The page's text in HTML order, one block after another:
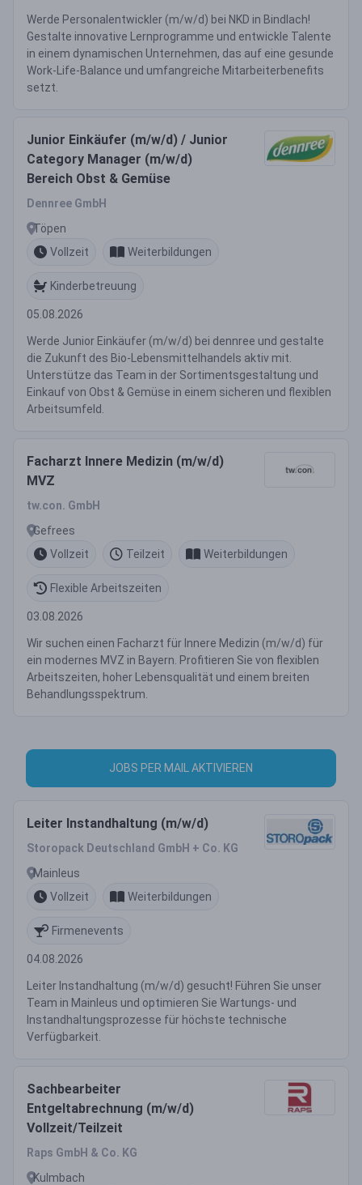
Werde Personalentwickler (m/w/d) bei NKD in Bindlach!
Gestalte innovative Lernprogramme und entwickle Talente
in einem dynamischen Unternehmen, das auf eine gesunde
Work-Life-Balance und umfangreiche Mitarbeiterbenefits
setzt.
Junior Einkäufer (m/w/d) / Junior
Category Manager (m/w/d)
Bereich Obst & Gemüse
Dennree GmbH
Töpen
Vollzeit
Weiterbildungen
Kinderbetreuung
05.08.2026
Werde Junior Einkäufer (m/w/d) bei dennree und gestalte
die Zukunft des Bio-Lebensmittelhandels aktiv mit.
Unterstütze das Team in der Sortimentsgestaltung und
Einkauf von Obst & Gemüse in einem sicheren und flexiblen
Arbeitsumfeld.
Facharzt Innere Medizin (m/w/d)
MVZ
tw.con. GmbH
Gefrees
Vollzeit
Teilzeit Weiterbildungen
Flexible Arbeitszeiten
03.08.2026
Wir suchen einen Facharzt für Innere Medizin (m/w/d) für
ein modernes MVZ in Bayern. Profitieren Sie von flexiblen
Arbeitszeiten, hoher Lebensqualität und einem breiten
Behandlungsspektrum.
JOBS PER MAIL AKTIVIEREN
Leiter Instandhaltung (m/w/d)
Storopack Deutschland GmbH + Co. KG
Mainleus
Vollzeit
Weiterbildungen
Firmenevents
04.08.2026
Leiter Instandhaltung (m/w/d) gesucht! Führen Sie unser
Team in Mainleus und optimieren Sie Wartungs- und
Instandhaltungsprozesse für höchste technische
Verfügbarkeit.
Sachbearbeiter
Entgeltabrechnung (m/w/d)
Vollzeit/Teilzeit
Raps GmbH & Co. KG
Kulmbach